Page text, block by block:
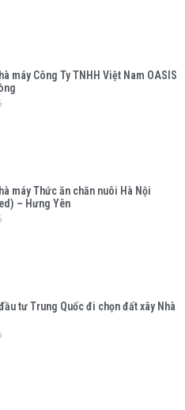
máy Công Ty TNHH Việt Nam OASIS
máy Thức ăn chăn nuôi Hà Nội
– Hưng Yên
tư Trung Quốc đi chọn đất xây Nhà